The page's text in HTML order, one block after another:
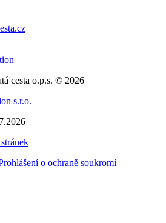
cesta o.p.s. © 2026
s.r.o.
o ochraně soukromí